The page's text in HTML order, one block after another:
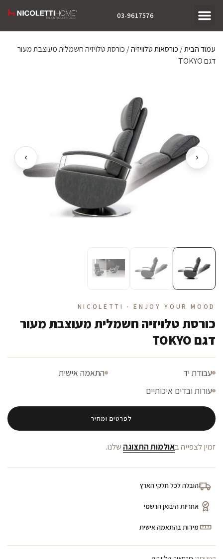
03-9617576
עמוד הבית/ כורסאות טלוויזיה/ כורסת טלויזיה חשמלית מעוצבת מעור
דגם TOKYO
NICOLETTI · ENJOY YOUR MOOD
כורסת טלויזיה חשמלית מעוצבת מעור
דגם TOKYO
עבודת יד
התאמה אישית
עורות ובדים איכותיים
לפרטים ומחיר
זמין לצפייה באולמות התצוגה שלנו.
הובלה לכל חלקי הארץ
אחריות היבואן הרשמי
מידות בהתאמה אישית